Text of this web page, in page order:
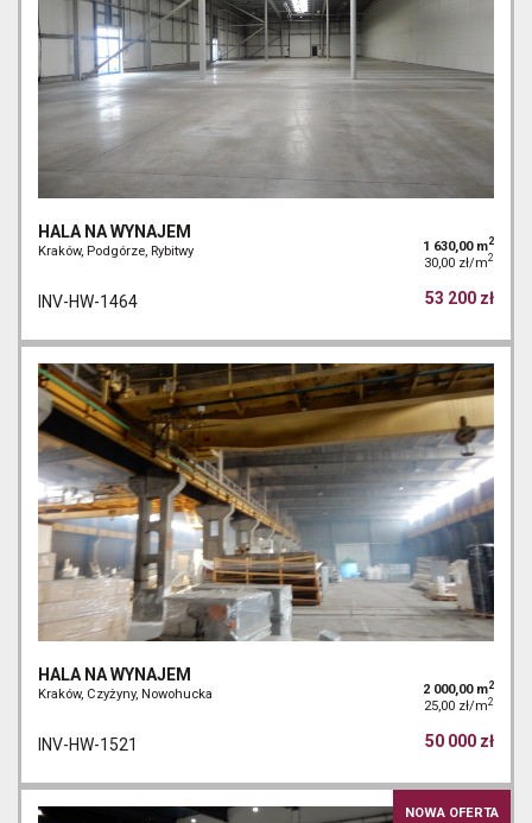
HALA NA WYNAJEM
Kraków, Podgórze, Rybitwy 1 630,00 m2
30,00 zł/m2
INV-HW-1464 53 200 zł
HALA NA WYNAJEM
Kraków, Czyżyny, Nowohucka 2 000,00 m2
25,00 zł/m2
INV-HW-1521 50 000 zł
NOWA OFERTA